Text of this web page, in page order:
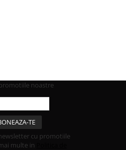
noastre
cu promotiile
multe in